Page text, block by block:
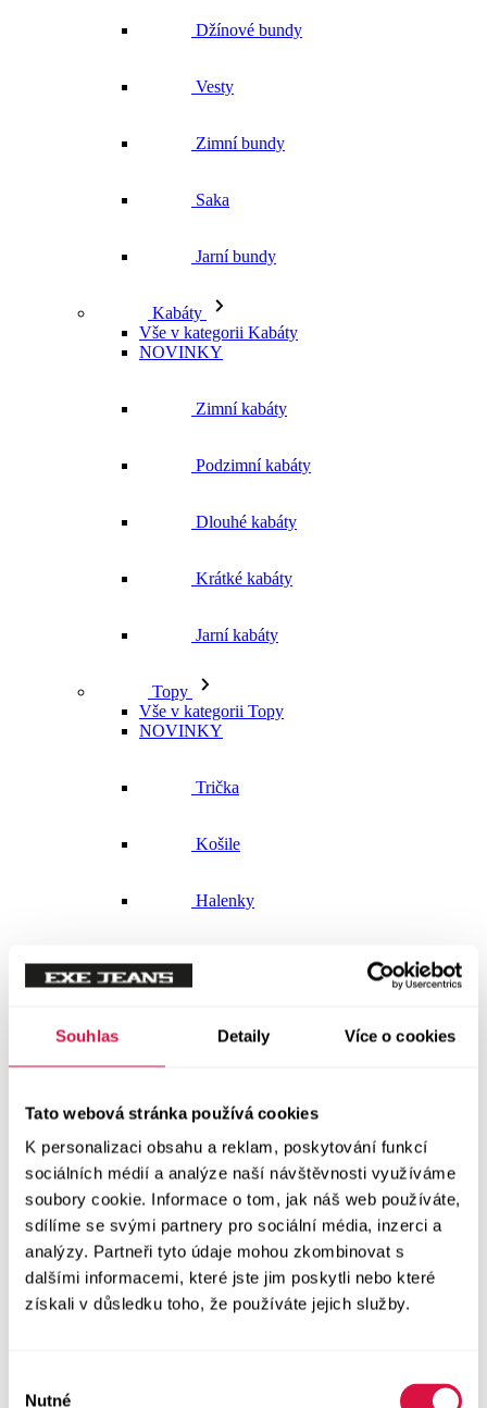
Souhlas Detaily Více o cookies
Tato webová stránka používá cookies
K personalizaci obsahu a reklam, poskytování funkcí
sociálních médií a analýze naší návštěvnosti využíváme
soubory cookie. Informace o tom, jak náš web používáte,
sdílíme se svými partnery pro sociální média, inzerci a
analýzy. Partneři tyto údaje mohou zkombinovat s
dalšími informacemi, které jste jim poskytli nebo které
získali v důsledku toho, že používáte jejich služby.
Nutné
Džínové bundy
Vesty
Zimní bundy
Saka
Jarní bundy
Kabáty
Vše v kategorii Kabáty
NOVINKY
Zimní kabáty
Podzimní kabáty
Dlouhé kabáty
Krátké kabáty
Jarní kabáty
Topy
Vše v kategorii Topy
NOVINKY
Trička
Košile
Halenky
Vše v kategorii Svetry a mikiny
Mikiny
Svetry
Šaty a sukně
Vše v kategorii Šaty a sukně
NOVINKY
Letní šaty